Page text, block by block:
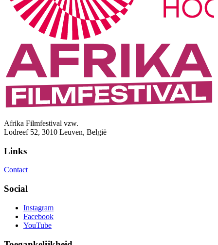
Afrika Filmfestival vzw.
Lodreef 52, 3010 Leuven, België
Links
Contact
Social
Instagram
Facebook
YouTube